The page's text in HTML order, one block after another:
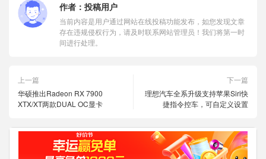
作者： 投稿用户
当前内容是用户通过网站在线投稿功能发布，如您发现文章
存在违规侵权行为，请及时联系网站管理员！我们将第一时
间进行处理。
上一篇
华硕推出Radeon RX 7900
XTX/XT两款DUAL OC显卡
下一篇
理想汽车全系升级支持苹果Siri快
捷指令控车，可自定义设置